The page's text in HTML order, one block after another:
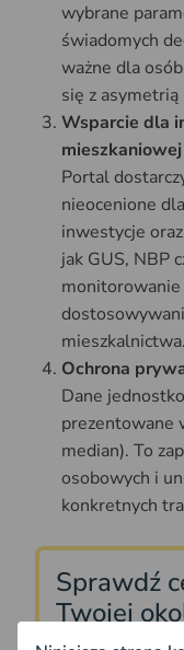
wybrane
świadomych
ważne dla
się z
Wsparcie dla
mieszkaniowej
Portal
nieocenione
inwestycje
jak GUS, NBP
mieszkalnictwa.
Ochrona
Dane
prezentowane
median). To
osobowych i
konkretnych
Sprawdź
Twojej